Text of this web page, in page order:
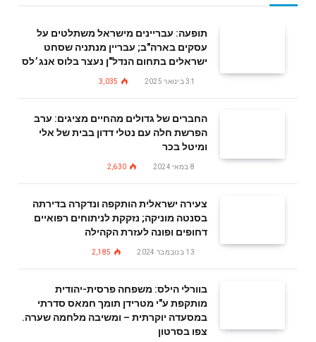
תופעה: עבריינים מישראל משתלטים על
עסקים בארה"ב; עבריין מנתניה שסחט
ישראלים בתחום הנדל"ן נעצר בלוס אנג׳לס
31 בינואר 2025 3,035
החברים של גדולים מהחיים מציגים: ערב
הפרשת חלה עם נטלי דדון בבית של אלי
ומיטל בכר
8 במאי 2024 2,630
צעירה ישראלית הותקפה ונדקרה בדירתה
בסנטה מוניקה; נזקקת לניתוחים רפואיים
דחופים ופונה לעזרת הקהילה
13 בנובמבר 2024 2,185
בוורלי הילס: משפחה פרסית-יהודית
מותקפת ע"י מטרידן תומך חמאס סדרתי
במסעדה יוקרתית – ומשיבה מלחמה שערה.
צפו בסרטון